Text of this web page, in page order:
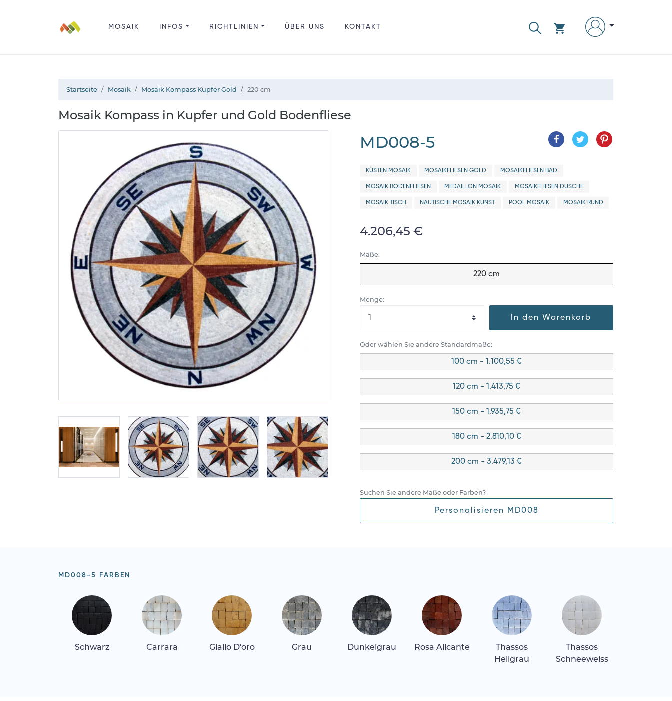
MOSAIK INFOS RICHTLINIEN ÜBER UNS KONTAKT
Startseite Mosaik Mosaik Kompass Kupfer Gold 220 cm
Mosaik Kompass in Kupfer und Gold Bodenfliese
MD008-5
KÜSTEN MOSAIK MOSAIKFLIESEN GOLD MOSAIKFLIESEN BAD
MOSAIK BODENFLIESEN MEDAILLON MOSAIK MOSAIKFLIESEN DUSCHE
MOSAIK TISCH NAUTISCHE MOSAIK KUNST POOL MOSAIK MOSAIK RUND
4.206,45 €
Maße:
220 cm
Menge:
In den Warenkorb
Oder wählen Sie andere Standardmaße:
100 cm - 1.100,55 €
120 cm - 1.413,75 €
150 cm - 1.935,75 €
180 cm - 2.810,10 €
200 cm - 3.479,13 €
Suchen Sie andere Maße oder Farben?
Personalisieren MD008
MD008-5 FARBEN
Schwarz Carrara Giallo D'oro Grau Dunkelgrau Rosa Alicante
Thassos
Hellgrau
Thassos
Schneeweiss